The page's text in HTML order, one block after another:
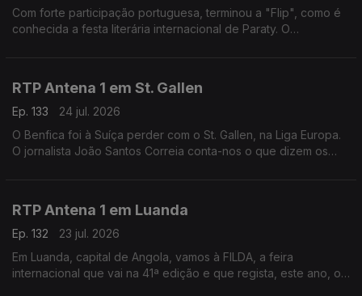
Com forte participação portuguesa, terminou a "Flip", como é
conhecida a festa literária internacional de Paraty. O
RTP Antena 1 em St. Gallen
Ep. 133
24 jul. 2026
O Benfica foi à Suíça perder com o St. Gallen, na Liga Europa.
O jornalista João Santos Correia conta-nos o que dizem os
RTP Antena 1 em Luanda
Ep. 132
23 jul. 2026
Em Luanda, capital de Angola, vamos à FILDA, a feira
internacional que vai na 41ª edição e que regista, este ano, o